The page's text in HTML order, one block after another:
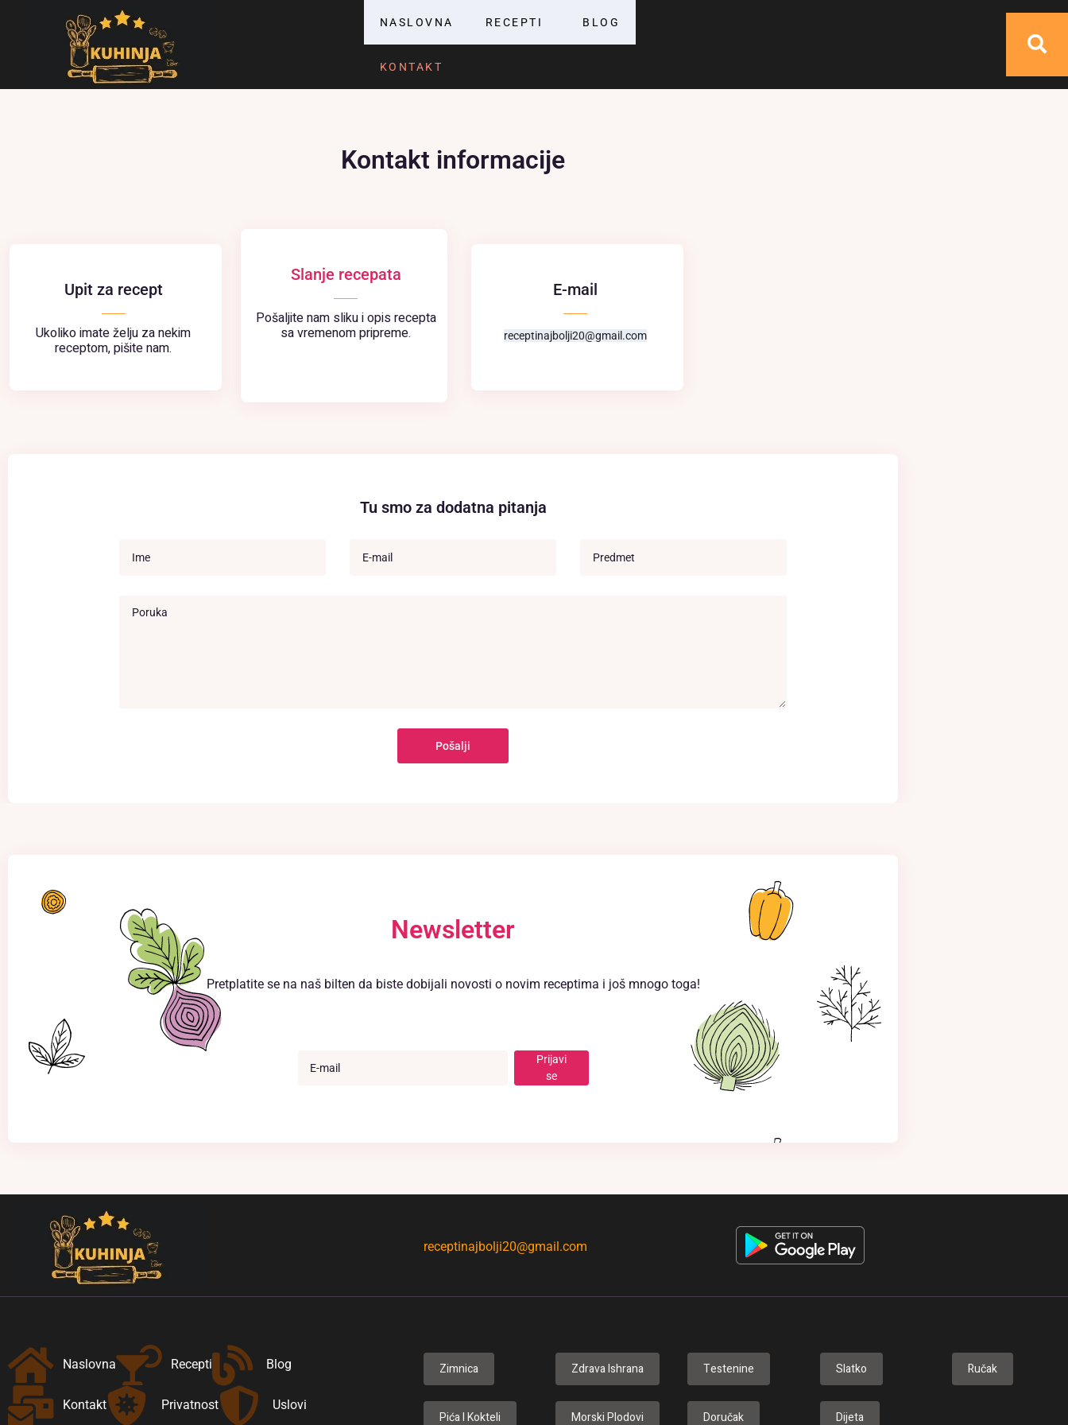
NASLOVNA RECEPTI BLOG
KONTAKT
Kontakt informacije
Upit za recept
Ukoliko imate želju za nekim
receptom, pišite nam.
Slanje recepata
Pošaljite nam sliku i opis recepta
sa vremenom pripreme.
E-mail
receptinajbolji20@gmail.com
Tu smo za dodatna pitanja
Pošalji
Newsletter
Pretplatite se na naš bilten da biste dobijali novosti o novim receptima i još mnogo toga!
Prijavi
se
receptinajbolji20@gmail.com
Naslovna Recepti Blog
Kontakt Privatnost Uslovi
Zimnica Zdrava Ishrana Testenine Slatko Ručak
Pića I Kokteli Morski Plodovi Doručak Dijeta